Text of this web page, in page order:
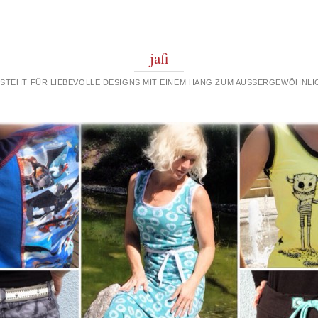
jafi
FÜR LIEBEVOLLE DESIGNS MIT EINEM HANG ZUM